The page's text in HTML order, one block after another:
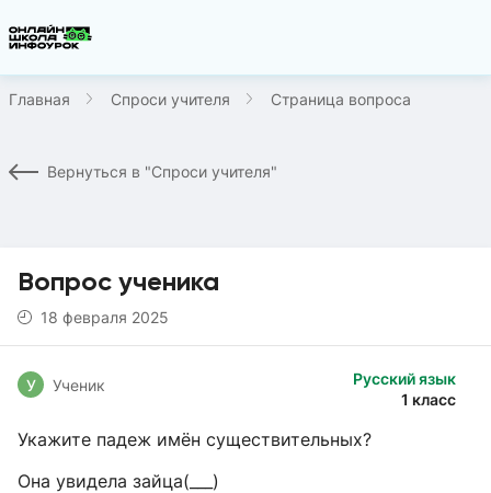
Главная Спроси учителя Страница вопроса
Вернуться в "Спроси учителя"
Вопрос ученика
18 февраля 2025
Русский язык
1 класс
У Ученик
Укажите падеж имён существительных?
Она увидела зайца(___)